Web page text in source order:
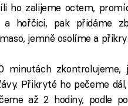
ho zalijeme octem,
a hořčici, pak přidáme
jemně osolíme a
minutách
Přikryté ho pečeme
až 2 hodiny, podle